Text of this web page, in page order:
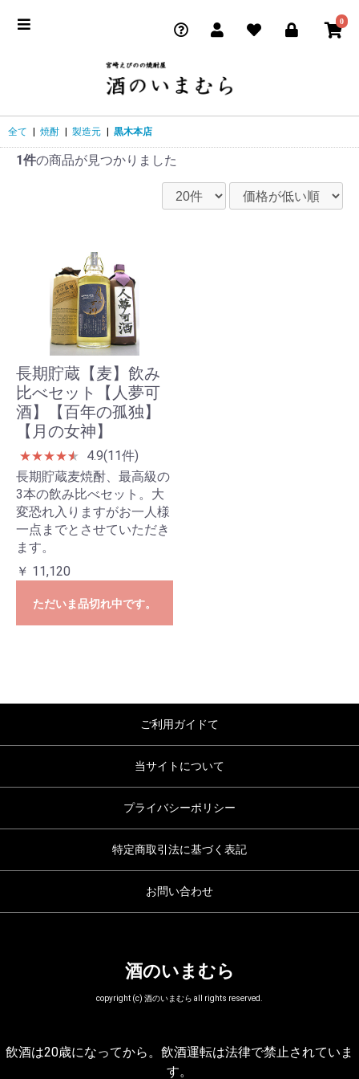
0
全て 焼酎 製造元 黒木本店
1件の商品が見つかりました
長期貯蔵【麦】飲み
比べセット【人夢可
酒】【百年の孤独】
【月の女神】
★★★★★
★
4.9(11件)
長期貯蔵麦焼酎、最高級の
3本の飲み比べセット。大
変恐れ入りますがお一人様
一点までとさせていただき
ます。
￥ 11,120
ただいま品切れ中です。
ご利用ガイドて
当サイトについて
プライバシーポリシー
特定商取引法に基づく表記
お問い合わせ
酒のいまむら
copyright (c) 酒のいまむら all rights reserved.
飲酒は20歳になってから。飲酒運転は法律で禁止されていま
す。